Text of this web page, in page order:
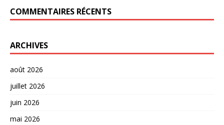
COMMENTAIRES RÉCENTS
ARCHIVES
août 2026
juillet 2026
juin 2026
mai 2026